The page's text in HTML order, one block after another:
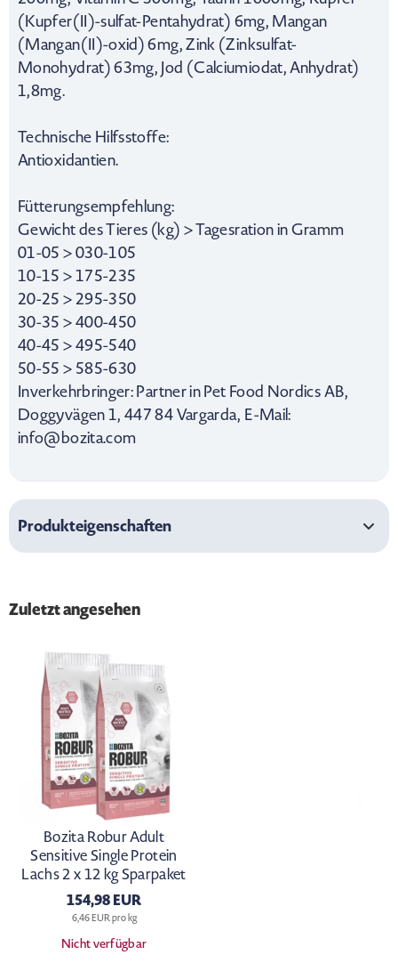
(Kupfer(II)-sulfat-Pentahydrat) 6mg, Mangan
(Mangan(II)-oxid) 6mg, Zink (Zinksulfat-
Monohydrat) 63mg, Jod (Calciumiodat, Anhydrat)
1,8mg.
Technische Hilfsstoffe:
Antioxidantien.
Fütterungsempfehlung:
Gewicht des Tieres (kg) > Tagesration in Gramm
01-05 > 030-105
10-15 > 175-235
20-25 > 295-350
30-35 > 400-450
40-45 > 495-540
50-55 > 585-630
Inverkehrbringer: Partner in Pet Food Nordics AB,
Doggyvägen 1, 447 84 Vargarda, E-Mail:
info@bozita.com
Produkteigenschaften
Zuletzt angesehen
Bozita Robur Adult
Sensitive Single Protein
Lachs 2 x 12 kg Sparpaket
154,98 EUR
6,46 EUR pro kg
Nicht verfügbar